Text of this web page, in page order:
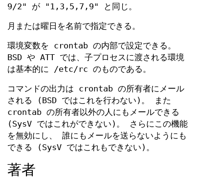
9/2" が "1,3,5,7,9" と同じ。
月または曜日を名前で指定できる。
環境変数を crontab の内部で設定できる。
BSD や ATT では、子プロセスに渡される環境
は基本的に /etc/rc のものである。
コマンドの出力は crontab の所有者にメール
される (BSD ではこれを行わない)。 また
crontab の所有者以外の人にもメールできる
(SysV ではこれができない)。 さらにこの機能
を無効にし、 誰にもメールを送らないようにも
できる (SysV ではこれもできない)。
著者